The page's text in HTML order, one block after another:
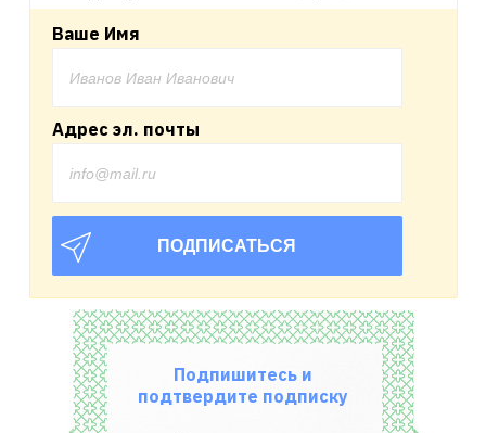
Ваше Имя
Адрес эл. почты
Подпишитесь и
подтвердите подписку